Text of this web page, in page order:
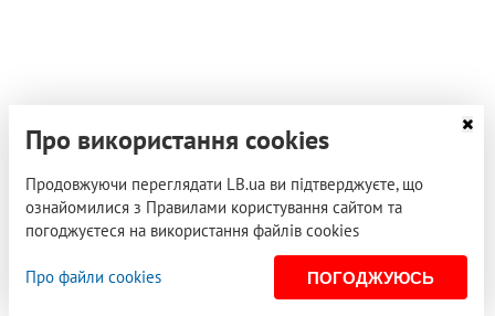
Про використання cookies
Продовжуючи переглядати LB.ua ви підтверджуєте, що
ознайомилися з Правилами користування сайтом та
погоджуєтеся на використання файлів cookies
Про файли cookies ПОГОДЖУЮСЬ